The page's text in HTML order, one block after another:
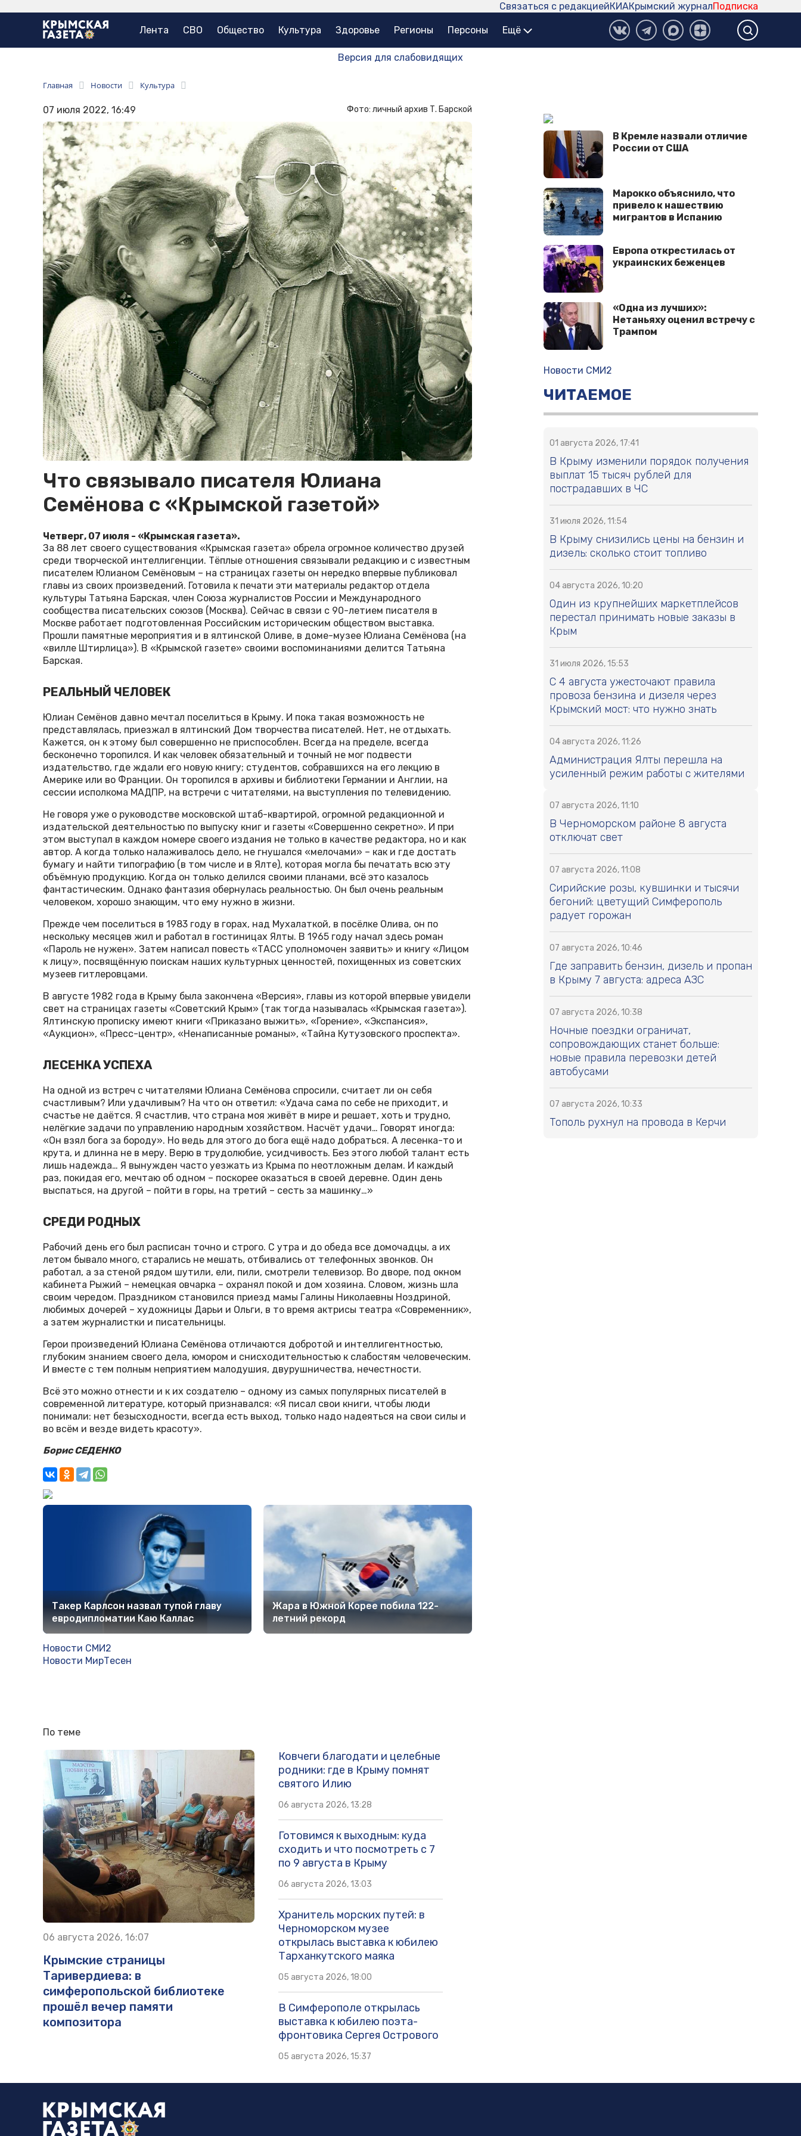
Подписка
Крымский журнал
КИА
Связаться с редакцией
Лента СВО Общество Культура Здоровье Регионы Персоны Ещё
Версия для слабовидящих
Главная Новости Культура
07 июля 2022, 16:49 Фото: личный архив Т. Барской
Что связывало писателя Юлиана
Семёнова с «Крымской газетой»
Четверг, 07 июля - «Крымская газета».
За 88 лет своего существования «Крымская газета» обрела огромное количество друзей
среди творческой интеллигенции. Тёплые отношения связывали редакцию и с известным
писателем Юлианом Семёновым – на страницах газеты он нередко впервые публиковал
главы из своих произведений. Готовила к печати эти материалы редактор отдела
культуры Татьяна Барская, член Союза журналистов России и Международного
сообщества писательских союзов (Москва). Сейчас в связи с 90-летием писателя в
Москве работает подготовленная Российским историческим обществом выставка.
Прошли памятные мероприятия и в ялтинской Оливе, в доме-музее Юлиана Семёнова (на
«вилле Штирлица»). В «Крымской газете» своими воспоминаниями делится Татьяна
Барская.
РЕАЛЬНЫЙ ЧЕЛОВЕК
Юлиан Семёнов давно мечтал поселиться в Крыму. И пока такая возможность не
представлялась, приезжал в ялтинский Дом творчества писателей. Нет, не отдыхать.
Кажется, он к этому был совершенно не приспособлен. Всегда на пределе, всегда
бесконечно торопился. И как человек обязательный и точный не мог подвести
издательство, где ждали его новую книгу; студентов, собравшихся на его лекцию в
Америке или во Франции. Он торопился в архивы и библиотеки Германии и Англии, на
сессии исполкома МАДПР, на встречи с читателями, на выступления по телевидению.
Не говоря уже о руководстве московской штаб-квартирой, огромной редакционной и
издательской деятельностью по выпуску книг и газеты «Совершенно секретно». И при
этом выступал в каждом номере своего издания не только в качестве редактора, но и как
автор. А когда только налаживалось дело, не гнушался «мелочами» – как и где достать
бумагу и найти типографию (в том числе и в Ялте), которая могла бы печатать всю эту
объёмную продукцию. Когда он только делился своими планами, всё это казалось
фантастическим. Однако фантазия обернулась реальностью. Он был очень реальным
человеком, хорошо знающим, что ему нужно в жизни.
Прежде чем поселиться в 1983 году в горах, над Мухалаткой, в посёлке Олива, он по
нескольку месяцев жил и работал в гостиницах Ялты. В 1965 году начал здесь роман
«Пароль не нужен». Затем написал повесть «ТАСС уполномочен заявить» и книгу «Лицом
к лицу», посвящённую поискам наших культурных ценностей, похищенных из советских
музеев гитлеровцами.
В августе 1982 года в Крыму была закончена «Версия», главы из которой впервые увидели
свет на страницах газеты «Советский Крым» (так тогда называлась «Крымская газета»).
Ялтинскую прописку имеют книги «Приказано выжить», «Горение», «Экспансия»,
«Аукцион», «Пресс-центр», «Ненаписанные романы», «Тайна Кутузовского проспекта».
ЛЕСЕНКА УСПЕХА
На одной из встреч с читателями Юлиана Семёнова спросили, считает ли он себя
счастливым? Или удачливым? На что он ответил: «Удача сама по себе не приходит, и
счастье не даётся. Я счастлив, что страна моя живёт в мире и решает, хоть и трудно,
нелёгкие задачи по управлению народным хозяйством. Насчёт удачи… Говорят иногда:
«Он взял бога за бороду». Но ведь для этого до бога ещё надо добраться. А лесенка-то и
крута, и длинна не в меру. Верю в трудолюбие, усидчивость. Без этого любой талант есть
лишь надежда… Я вынужден часто уезжать из Крыма по неотложным делам. И каждый
раз, покидая его, мечтаю об одном – поскорее оказаться в своей деревне. Один день
выспаться, на другой – пойти в горы, на третий – сесть за машинку…»
СРЕДИ РОДНЫХ
Рабочий день его был расписан точно и строго. С утра и до обеда все домочадцы, а их
летом бывало много, старались не мешать, отбивались от телефонных звонков. Он
работал, а за стеной рядом шутили, ели, пили, смотрели телевизор. Во дворе, под окном
кабинета Рыжий – немецкая овчарка – охранял покой и дом хозяина. Словом, жизнь шла
своим чередом. Праздником становился приезд мамы Галины Николаевны Ноздриной,
любимых дочерей – художницы Дарьи и Ольги, в то время актрисы театра «Современник»,
а затем журналистки и писательницы.
Герои произведений Юлиана Семёнова отличаются добротой и интеллигентностью,
глубоким знанием своего дела, юмором и снисходительностью к слабостям человеческим.
И вместе с тем полным неприятием малодушия, двурушничества, нечестности.
Всё это можно отнести и к их создателю – одному из самых популярных писателей в
современной литературе, который признавался: «Я писал свои книги, чтобы люди
понимали: нет безысходности, всегда есть выход, только надо надеяться на свои силы и
во всём и везде видеть красоту».
Борис СЕДЕНКО
Такер Карлсон назвал тупой главу
евродипломатии Каю Каллас
Жара в Южной Корее побила 122-
летний рекорд
Новости СМИ2
Новости МирТесен
По теме
06 августа 2026, 16:07
Крымские страницы
Таривердиева: в
симферопольской библиотеке
прошёл вечер памяти
композитора
Ковчеги благодати и целебные
родники: где в Крыму помнят
святого Илию
06 августа 2026, 13:28
Готовимся к выходным: куда
сходить и что посмотреть с 7
по 9 августа в Крыму
06 августа 2026, 13:03
Хранитель морских путей: в
Черноморском музее
открылась выставка к юбилею
Тарханкутского маяка
05 августа 2026, 18:00
В Симферополе открылась
выставка к юбилею поэта-
фронтовика Сергея Острового
05 августа 2026, 15:37
В Кремле назвали отличие
России от США
Марокко объяснило, что
привело к нашествию
мигрантов в Испанию
Европа открестилась от
украинских беженцев
«Одна из лучших»:
Нетаньяху оценил встречу с
Трампом
Новости СМИ2
ЧИТАЕМОЕ
01 августа 2026, 17:41
В Крыму изменили порядок получения
выплат 15 тысяч рублей для
пострадавших в ЧС
31 июля 2026, 11:54
В Крыму снизились цены на бензин и
дизель: сколько стоит топливо
04 августа 2026, 10:20
Один из крупнейших маркетплейсов
перестал принимать новые заказы в
Крым
31 июля 2026, 15:53
С 4 августа ужесточают правила
провоза бензина и дизеля через
Крымский мост: что нужно знать
04 августа 2026, 11:26
Администрация Ялты перешла на
усиленный режим работы с жителями
07 августа 2026, 11:10
В Черноморском районе 8 августа
отключат свет
07 августа 2026, 11:08
Сирийские розы, кувшинки и тысячи
бегоний: цветущий Симферополь
радует горожан
07 августа 2026, 10:46
Где заправить бензин, дизель и пропан
в Крыму 7 августа: адреса АЗС
07 августа 2026, 10:38
Ночные поездки ограничат,
сопровождающих станет больше:
новые правила перевозки детей
автобусами
07 августа 2026, 10:33
Тополь рухнул на провода в Керчи